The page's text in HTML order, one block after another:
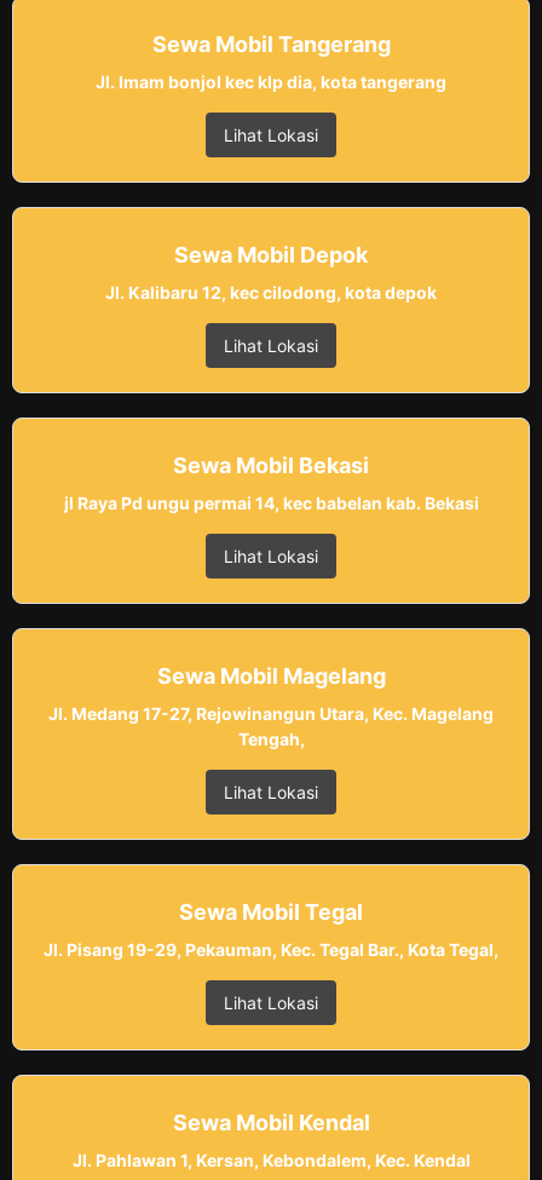
Sewa Mobil Tangerang
Jl. Imam bonjol kec klp dia, kota tangerang
Lihat Lokasi
Sewa Mobil Depok
Jl. Kalibaru 12, kec cilodong, kota depok
Lihat Lokasi
Sewa Mobil Bekasi
jl Raya Pd ungu permai 14, kec babelan kab. Bekasi
Lihat Lokasi
Sewa Mobil Magelang
Jl. Medang 17-27, Rejowinangun Utara, Kec. Magelang
Tengah,
Lihat Lokasi
Sewa Mobil Tegal
Jl. Pisang 19-29, Pekauman, Kec. Tegal Bar., Kota Tegal,
Lihat Lokasi
Sewa Mobil Kendal
Jl. Pahlawan 1, Kersan, Kebondalem, Kec. Kendal